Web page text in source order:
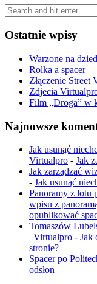
Ostatnie wpisy
Warzone na
Rolka a spacer
Złączenie
Zdjecia
Film „Droga” w
Najnowsze
Jak usunąć
Virtualpro - Jak
Jak zarządzać
- Jak usunąć
Panoramy z lotu
wpisu z
opublikować
Tomaszów
| Virtualpro - Jak
stronie?
Spacer po
odsłon